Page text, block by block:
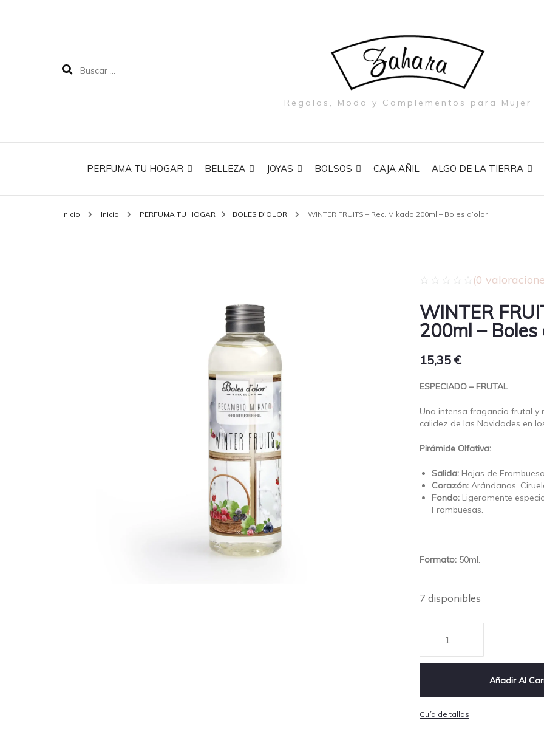
Regalos, Moda y Complementos para Mujer
PERFUMA TU HOGAR BELLEZA JOYAS BOLSOS CAJA AÑIL ALGO DE LA TIERRA
Inicio Inicio PERFUMA TU HOGAR BOLES D'OLOR WINTER FRUITS – Rec. Mikado 200ml – Boles d’olor
(0
WINTER
200ml – Boles
15,35€
ESPECIADO – FRUTAL
Una intensa fragancia frutal y
calidez de las Navidades en
Pirámide Olfativa:
Salida: Hojas de
Corazón:Arándanos,
Fondo: Ligeramente
Frambuesas.
Formato: 50ml.
7 disponibles
Añadir Al
Guía de tallas